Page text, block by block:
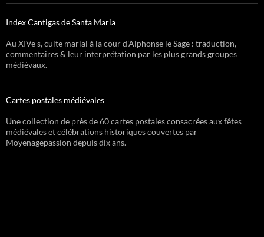
Index Cantigas de Santa Maria
Au XIVe s, culte marial à la cour d’Alphonse le Sage : traduction,
commentaires & leur interprétation par les plus grands groupes
médiévaux.
Cartes postales médiévales
Une collection de près de 60 cartes postales consacrées aux fêtes
médiévales et célébrations historiques couvertes par
Moyenagepassion depuis dix ans.